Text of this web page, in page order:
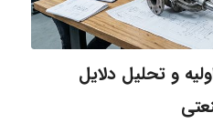
و تحلیل دلایل